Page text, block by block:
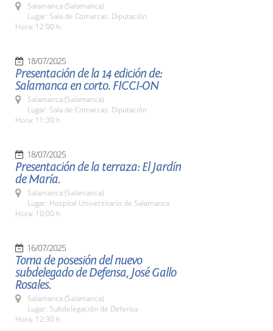
Salamanca (Salamanca)
Lugar: Sala de Comarcas. Diputación
Hora: 12:00 h.
18/07/2025
Presentación de la 14 edición de:
Salamanca en corto. FICCI-ON
Salamanca (Salamanca)
Lugar: Sala de Comarcas. Diputación
Hora: 11:30 h.
18/07/2025
Presentación de la terraza: El Jardín
de María.
Salamanca (Salamanca)
Lugar: Hospital Universitario de Salamanca
Hora: 10:00 h.
16/07/2025
Toma de posesión del nuevo
subdelegado de Defensa, José Gallo
Rosales.
Salamanca (Salamanca)
Lugar: Subdelegación de Defensa
Hora: 12:30 h.